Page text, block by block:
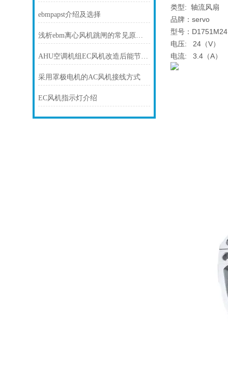
ebmpapst介绍及选择
浅析ebm离心风机跳闸的常见原因及处理方法
AHU空调机组EC风机改造后能节电多少？
采用罩极电机的AC风机接线方式
EC风机指示灯介绍
类型: 轴流风扇
品牌：servo
型号：
电压: 24（V）
电流: 3.4（A）